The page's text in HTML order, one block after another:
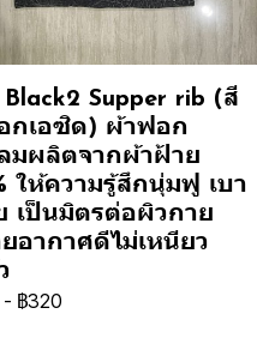
Supper rib (สี
กเอซิด) ผ้าฟอก
มผลิตจากผ้าฝ้าย
ให้ความรู้สึกนุ่มฟู เบา
เป็นมิตรต่อผิวกาย
ยอากาศดีไม่เหนียว
- ฿320